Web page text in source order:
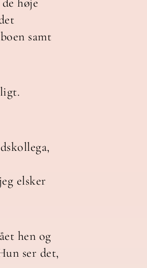
samt
elsker
hen og
ser det,